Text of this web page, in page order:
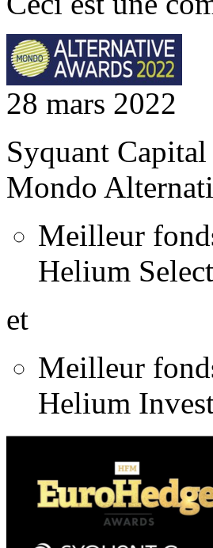
28 mars 2022
Syquant
Mondo
Meilleur
Helium
et
Meilleur
Helium